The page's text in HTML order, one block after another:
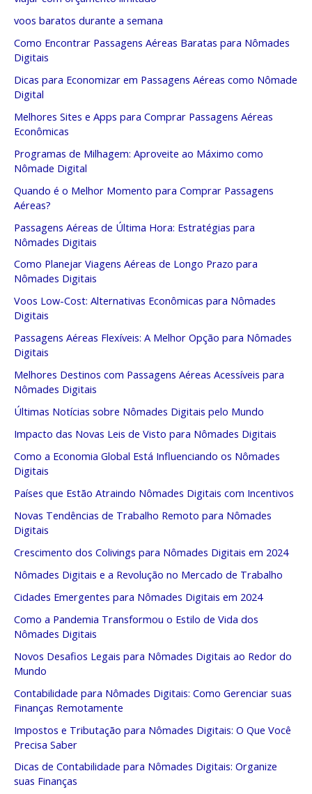
voos baratos durante a semana
Como Encontrar Passagens Aéreas Baratas para Nômades
Digitais
Dicas para Economizar em Passagens Aéreas como Nômade
Digital
Melhores Sites e Apps para Comprar Passagens Aéreas
Econômicas
Programas de Milhagem: Aproveite ao Máximo como
Nômade Digital
Quando é o Melhor Momento para Comprar Passagens
Aéreas?
Passagens Aéreas de Última Hora: Estratégias para
Nômades Digitais
Como Planejar Viagens Aéreas de Longo Prazo para
Nômades Digitais
Voos Low-Cost: Alternativas Econômicas para Nômades
Digitais
Passagens Aéreas Flexíveis: A Melhor Opção para Nômades
Digitais
Melhores Destinos com Passagens Aéreas Acessíveis para
Nômades Digitais
Últimas Notícias sobre Nômades Digitais pelo Mundo
Impacto das Novas Leis de Visto para Nômades Digitais
Como a Economia Global Está Influenciando os Nômades
Digitais
Países que Estão Atraindo Nômades Digitais com Incentivos
Novas Tendências de Trabalho Remoto para Nômades
Digitais
Crescimento dos Colivings para Nômades Digitais em 2024
Nômades Digitais e a Revolução no Mercado de Trabalho
Cidades Emergentes para Nômades Digitais em 2024
Como a Pandemia Transformou o Estilo de Vida dos
Nômades Digitais
Novos Desafios Legais para Nômades Digitais ao Redor do
Mundo
Contabilidade para Nômades Digitais: Como Gerenciar suas
Finanças Remotamente
Impostos e Tributação para Nômades Digitais: O Que Você
Precisa Saber
Dicas de Contabilidade para Nômades Digitais: Organize
suas Finanças